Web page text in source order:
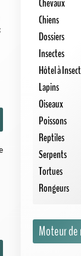
Dossiers
Insectes
Hôtel à Insectes
Lapins
Oiseaux
Poissons
Reptiles
Serpents
Tortues
Rongeurs